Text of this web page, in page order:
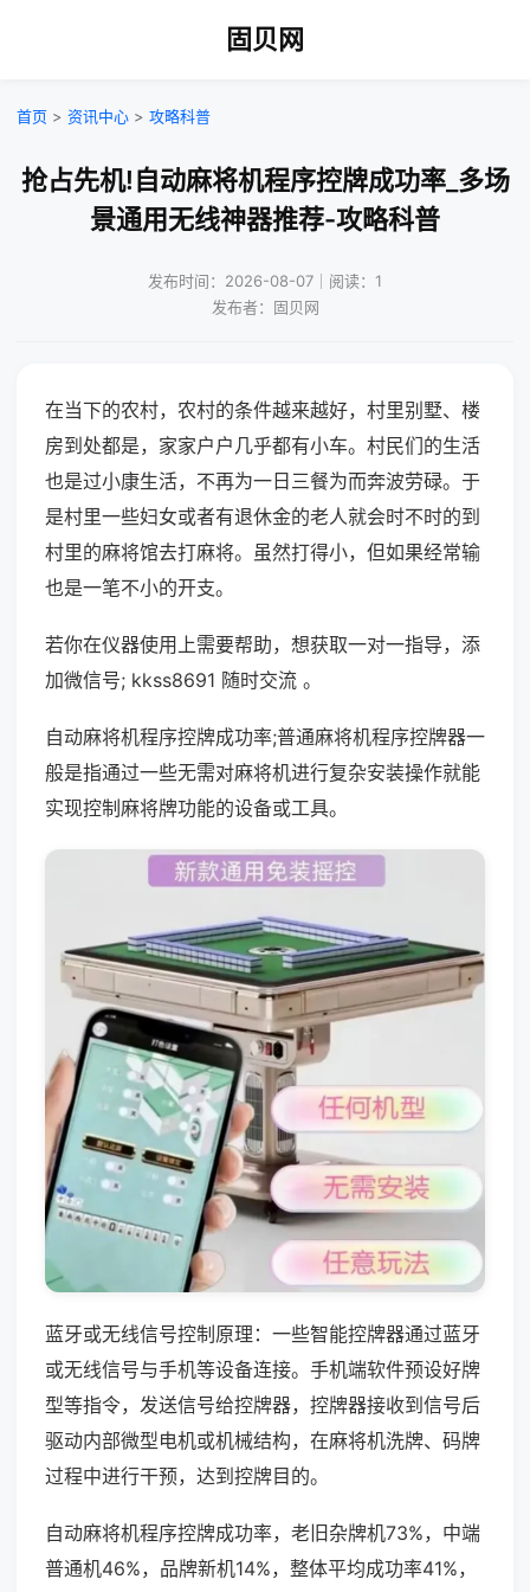
固贝网
首页 > 资讯中心 > 攻略科普
抢占先机!自动麻将机程序控牌成功率_多场
景通用无线神器推荐-攻略科普
发布时间：2026-08-07｜阅读：1
发布者：固贝网
在当下的农村，农村的条件越来越好，村里别墅、楼
房到处都是，家家户户几乎都有小车。村民们的生活
也是过小康生活，不再为一日三餐为而奔波劳碌。于
是村里一些妇女或者有退休金的老人就会时不时的到
村里的麻将馆去打麻将。虽然打得小，但如果经常输
也是一笔不小的开支。
若你在仪器使用上需要帮助，想获取一对一指导，添
加微信号; kkss8691 随时交流 。
自动麻将机程序控牌成功率;普通麻将机程序控牌器一
般是指通过一些无需对麻将机进行复杂安装操作就能
实现控制麻将牌功能的设备或工具。
蓝牙或无线信号控制原理：一些智能控牌器通过蓝牙
或无线信号与手机等设备连接。手机端软件预设好牌
型等指令，发送信号给控牌器，控牌器接收到信号后
驱动内部微型电机或机械结构，在麻将机洗牌、码牌
过程中进行干预，达到控牌目的。
自动麻将机程序控牌成功率，老旧杂牌机73%，中端
普通机46%，品牌新机14%，整体平均成功率41%，